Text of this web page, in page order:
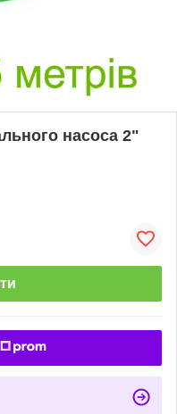
насоса 2"